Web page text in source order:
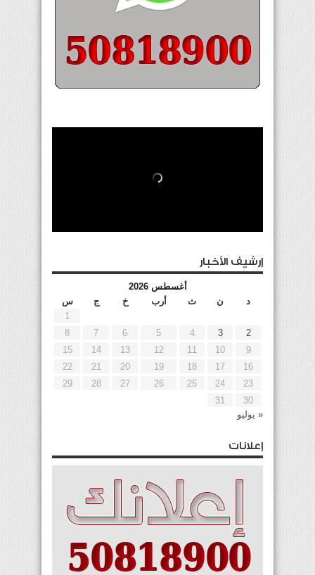
إرشيف الأخبار
أغسطس 2026
د
ن ث أرب خ ج
س
1
2
3
4
5
6
7
8
9
10
11
12
13
14
15
16
17
18
19
20
21
22
23
24
25
26
27
28
29
30
31
« يوليو
إعلانات